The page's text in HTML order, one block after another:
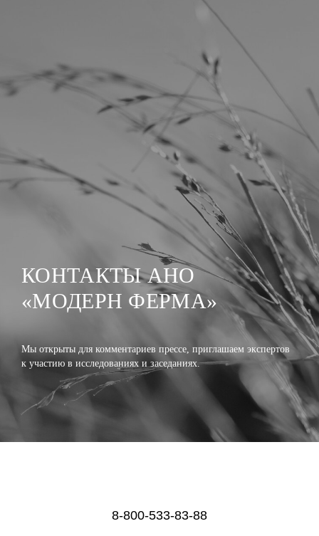
КОНТАКТЫ АНО
«МОДЕРН ФЕРМА»
Мы открыты для комментариев прессе, приглашаем экспертов
к участию в исследованиях и заседаниях.
8-800-533-83-88